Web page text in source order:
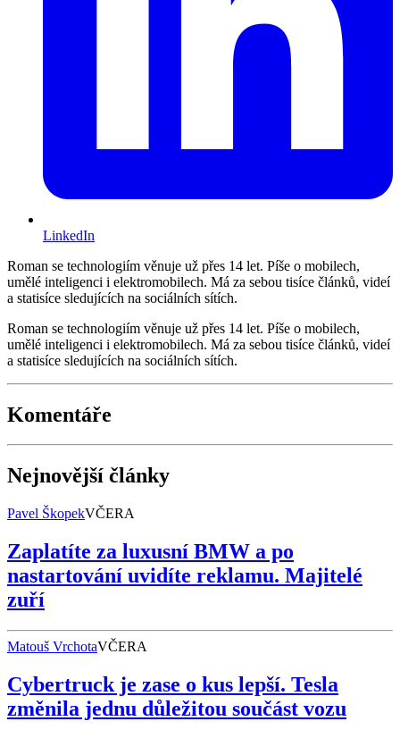
LinkedIn
Roman se technologiím věnuje už přes 14 let. Píše o mobilech,
umělé inteligenci i elektromobilech. Má za sebou tisíce článků, videí
a statisíce sledujících na sociálních sítích.
Roman se technologiím věnuje už přes 14 let. Píše o mobilech,
umělé inteligenci i elektromobilech. Má za sebou tisíce článků, videí
a statisíce sledujících na sociálních sítích.
Komentáře
Nejnovější články
Pavel ŠkopekVČERA
Zaplatíte za luxusní BMW a po
nastartování uvidíte reklamu. Majitelé
zuří
Matouš VrchotaVČERA
Cybertruck je zase o kus lepší. Tesla
změnila jednu důležitou součást vozu